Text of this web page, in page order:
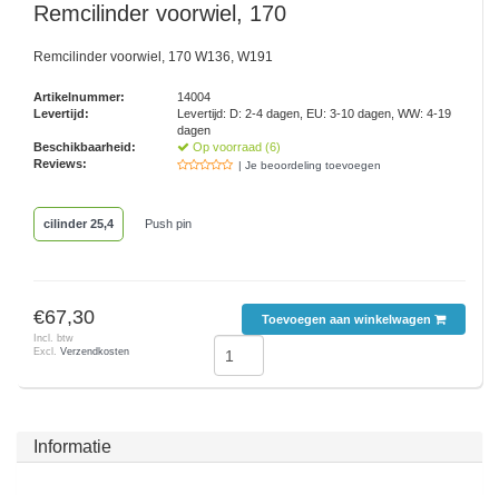
Remcilinder voorwiel, 170
Remcilinder voorwiel, 170 W136, W191
Artikelnummer:
14004
Levertijd:
Levertijd: D: 2-4 dagen, EU: 3-10 dagen, WW: 4-19
dagen
Beschikbaarheid:
Op voorraad (6)
Reviews:
| Je beoordeling toevoegen
cilinder 25,4 Push pin
€67,30
Incl. btw
Excl. Verzendkosten
Toevoegen aan winkelwagen
Informatie